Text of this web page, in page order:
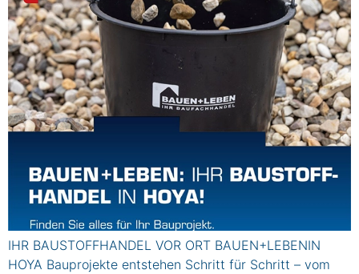
IHR BAUSTOFFHANDEL VOR ORT BAUEN+LEBENIN
HOYA Bauprojekte entstehen Schritt für Schritt – vom